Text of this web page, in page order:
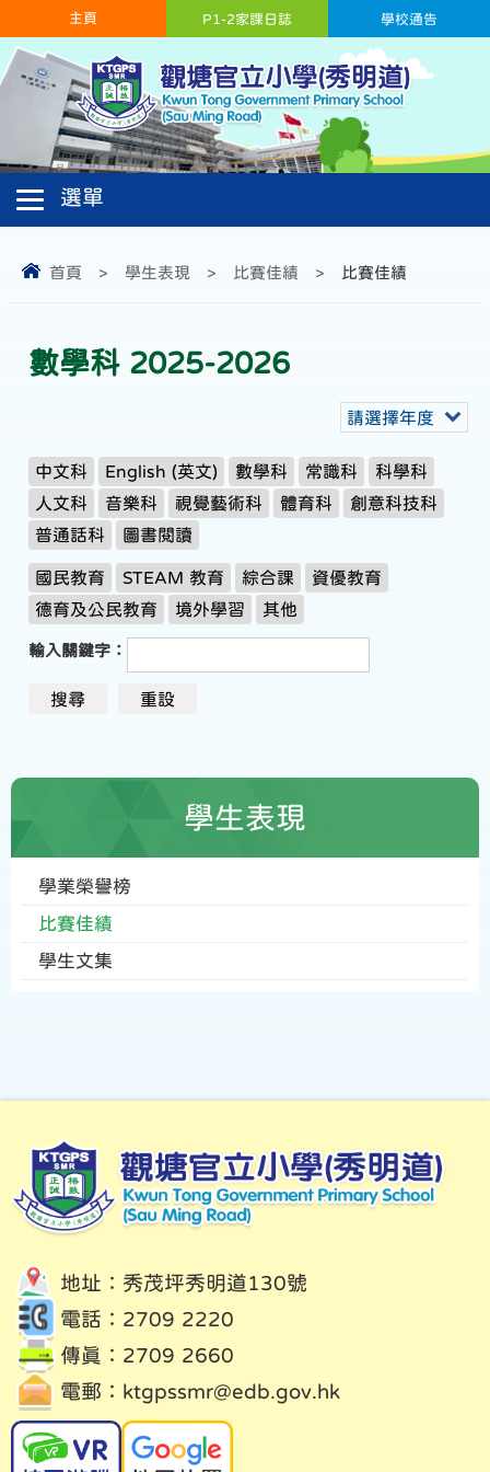
主頁 學校通告
P1-2家課日誌
首頁 > 學生表現 > 比賽佳績 > 比賽佳績
數學科 2025-2026
請選擇年度
中文科 English (英文) 數學科 常識科
科學科
人文科
音樂科 視覺藝術科 體育科
創意科技科
普通話科
圖書閱讀
國民教育 STEAM 教育 綜合課
資優教育
德育及公民教育
境外學習 其他
輸入關鍵字：
學生表現
學業榮譽榜
比賽佳績
學生文集
地址：秀茂坪秀明道130號
電話：2709 2220
傳真：2709 2660
電郵： ktgpssmr@edb.gov.hk